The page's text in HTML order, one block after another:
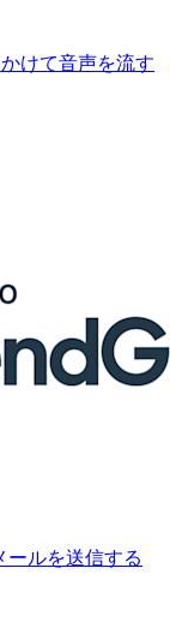
けて音声を流す
ルを送信する